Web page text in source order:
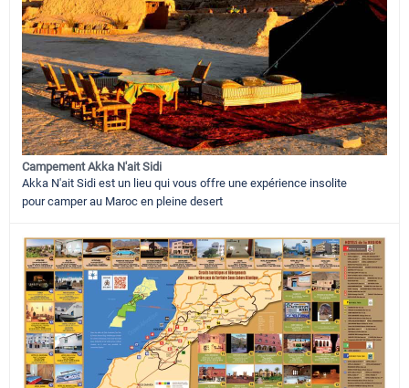
Campement Akka N'ait Sidi
Akka N'ait Sidi est un lieu qui vous offre une expérience insolite
pour camper au Maroc en pleine desert